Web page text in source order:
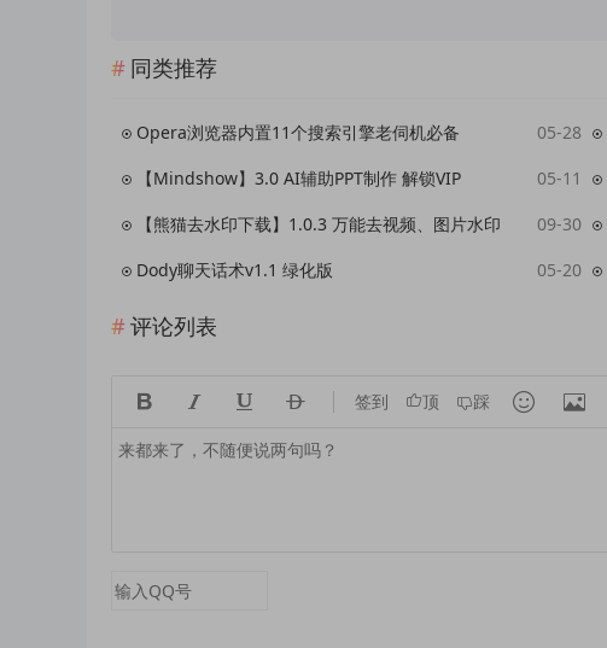
同类推荐
Opera浏览器内置11个搜索引擎老伺机必备 05-28
【Mindshow】3.0 AI辅助PPT制作 解锁VIP
05-11
【熊猫去水印下载】1.0.3 万能去视频、图片水印
09-30
Dody聊天话术v1.1 绿化版
05-20
评论列表
    签到 顶 踩  